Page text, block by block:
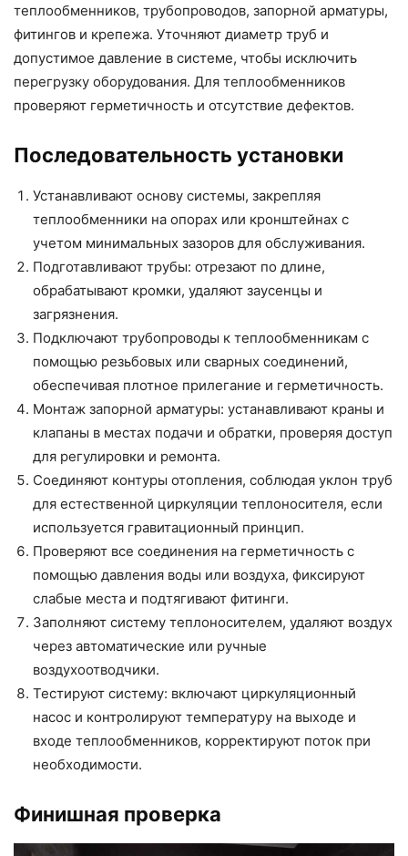
теплообменников, трубопроводов, запорной арматуры,
фитингов и крепежа. Уточняют диаметр труб и
допустимое давление в системе, чтобы исключить
перегрузку оборудования. Для теплообменников
проверяют герметичность и отсутствие дефектов.
Последовательность установки
Устанавливают основу системы, закрепляя
теплообменники на опорах или кронштейнах с
учетом минимальных зазоров для обслуживания.
Подготавливают трубы: отрезают по длине,
обрабатывают кромки, удаляют заусенцы и
загрязнения.
Подключают трубопроводы к теплообменникам с
помощью резьбовых или сварных соединений,
обеспечивая плотное прилегание и герметичность.
Монтаж запорной арматуры: устанавливают краны и
клапаны в местах подачи и обратки, проверяя доступ
для регулировки и ремонта.
Соединяют контуры отопления, соблюдая уклон труб
для естественной циркуляции теплоносителя, если
используется гравитационный принцип.
Проверяют все соединения на герметичность с
помощью давления воды или воздуха, фиксируют
слабые места и подтягивают фитинги.
Заполняют систему теплоносителем, удаляют воздух
через автоматические или ручные
воздухоотводчики.
Тестируют систему: включают циркуляционный
насос и контролируют температуру на выходе и
входе теплообменников, корректируют поток при
необходимости.
Финишная проверка